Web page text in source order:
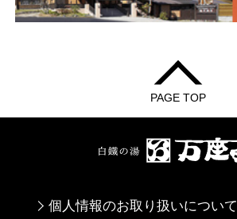
PAGE TOP
個人情報のお取り扱いについて